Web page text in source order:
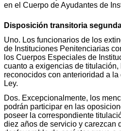
en el Cuerpo de Ayudantes de
Disposición transitoria
Uno. Los funcionarios de los
de Instituciones Penitenciarias
los Cuerpos Especiales de
cuanto a exigencias de
reconocidos con anterioridad a
Ley.
Dos. Excepcionalmente, los
podrán participar en las
poseer la correspondiente
diez años de servicio y carezcan